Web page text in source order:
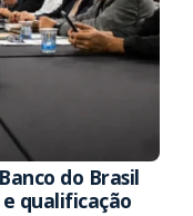
do Brasil
qualificação